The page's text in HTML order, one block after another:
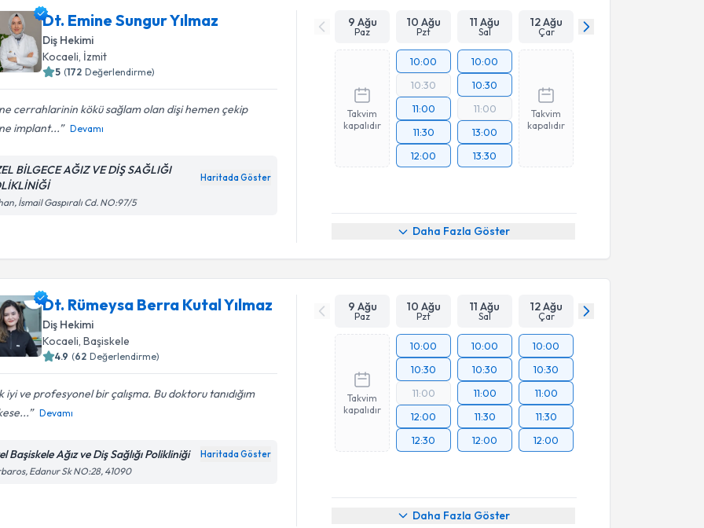
Dt. Emine Sungur Yılmaz
Diş Hekimi
Kocaeli, İzmit
5 (172 Değerlendirme)
cerrahlarinin kökü sağlam olan dişi hemen çekip
implant...
Devamı
BİLGECE AĞIZ VE DİŞ SAĞLIĞI
Haritada Göster
İsmail Gaspıralı Cd. NO:97/5
9 Ağu
Paz
10 Ağu
Pzt
11 Ağu
Sal
12 Ağu
Çar
Takvim
kapalıdır
10:00
10:30
11:00
11:30
12:00
10:00
10:30
11:00
13:00
13:30
Takvim
kapalıdır
Daha Fazla Göster
Dt. Rümeysa Berra Kutal Yılmaz
Diş Hekimi
Kocaeli , Başiskele
4.9 (62 Değerlendirme)
iyi ve profesyonel bir çalışma. Bu doktoru tanıdığım
Devamı
Başiskele Ağız ve Diş Sağlığı Polikliniği Haritada Göster
Edanur Sk NO:28, 41090
9 Ağu
Paz
10 Ağu
Pzt
11 Ağu
Sal
12 Ağu
Çar
Takvim
kapalıdır
10:00
10:30
11:00
12:00
12:30
10:00
10:30
11:00
11:30
12:00
10:00
10:30
11:00
11:30
12:00
Daha Fazla Göster